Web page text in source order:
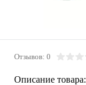
Отзывов: 0
Описание товара: